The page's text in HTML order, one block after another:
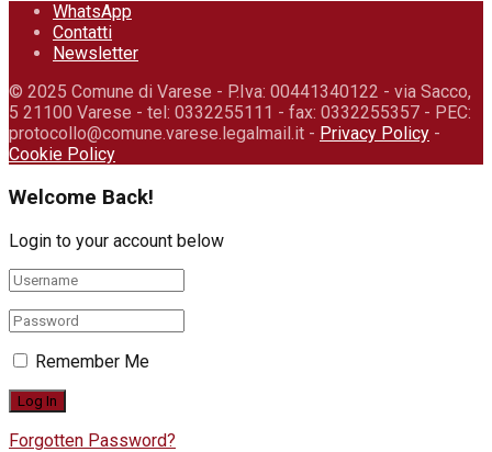
WhatsApp
Contatti
Newsletter
© 2025 Comune di Varese - P.Iva: 00441340122 - via Sacco,
5 21100 Varese - tel: 0332255111 - fax: 0332255357 - PEC:
protocollo@comune.varese.legalmail.it - Privacy Policy -
Cookie Policy
Welcome Back!
Login to your account below
Remember Me
Forgotten Password?